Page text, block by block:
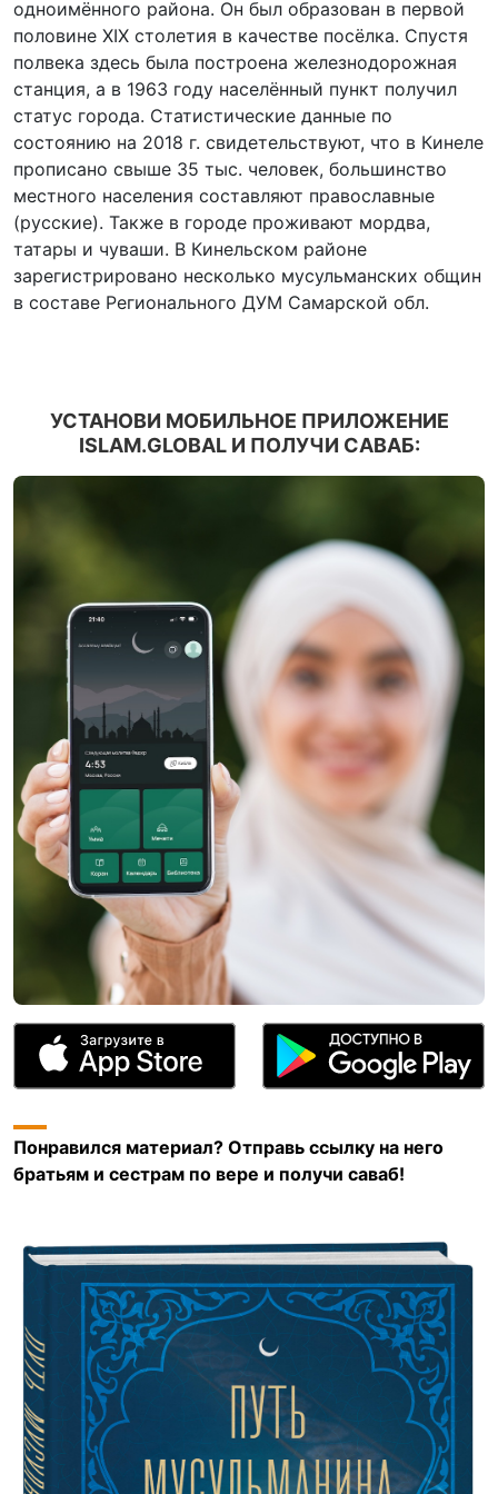
одноимённого района. Он был образован в первой
половине XIX столетия в качестве посёлка. Спустя
полвека здесь была построена железнодорожная
станция, а в 1963 году населённый пункт получил
статус города. Статистические данные по
состоянию на 2018 г. свидетельствуют, что в Кинеле
прописано свыше 35 тыс. человек, большинство
местного населения составляют православные
(русские). Также в городе проживают мордва,
татары и чуваши. В Кинельском районе
зарегистрировано несколько мусульманских общин
в составе Регионального ДУМ Самарской обл.
УСТАНОВИ МОБИЛЬНОЕ ПРИЛОЖЕНИЕ
ISLAM.GLOBAL И ПОЛУЧИ САВАБ:
Понравился материал? Отправь ссылку на него
братьям и сестрам по вере и получи саваб!